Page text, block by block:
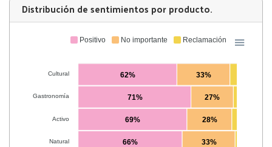
Distribución de sentimientos por producto.
Positivo No importante Reclamación
Cultural
Gastronomía
Activo
Natural
62%
71%
69%
66%
33%
27%
28%
33%